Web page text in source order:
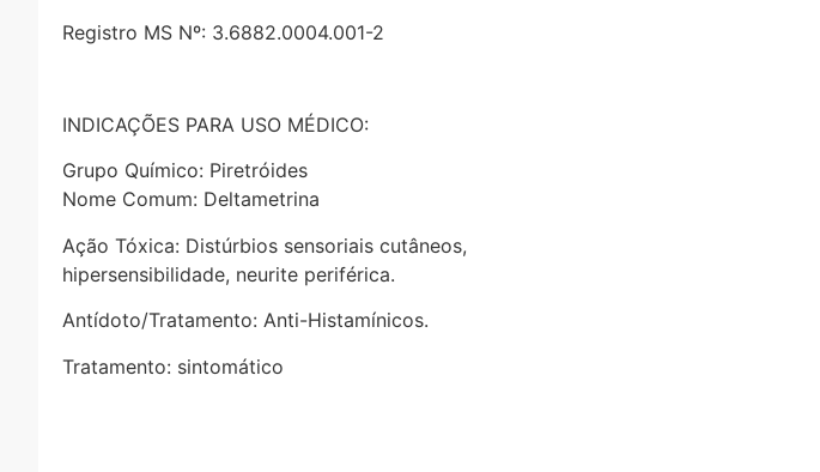
Registro MS Nº: 3.6882.0004.001-2
INDICAÇÕES PARA USO MÉDICO:
Grupo Químico: Piretróides
Nome Comum: Deltametrina
Ação Tóxica: Distúrbios sensoriais cutâneos,
hipersensibilidade, neurite periférica.
Antídoto/Tratamento: Anti-Histamínicos.
Tratamento: sintomático